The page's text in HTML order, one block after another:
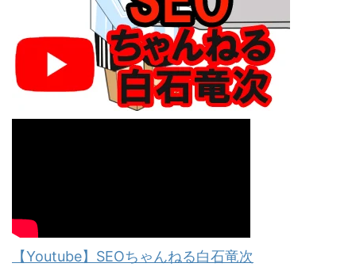
【Youtube】SEOちゃんねる白石竜次